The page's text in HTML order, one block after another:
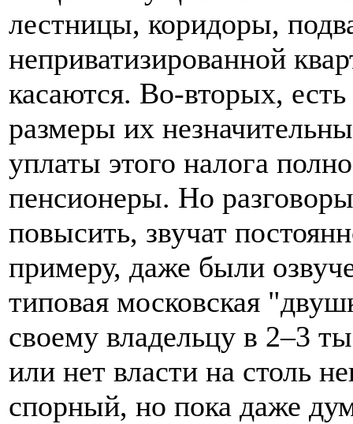
лестницы, коридоры,
неприватизированной
касаются. Во-вторых,
размеры их
уплаты этого налога
пенсионеры. Но
повысить, звучат
примеру, даже были
типовая московская
своему владельцу в 2–3
или нет власти на столь
спорный, но пока даже